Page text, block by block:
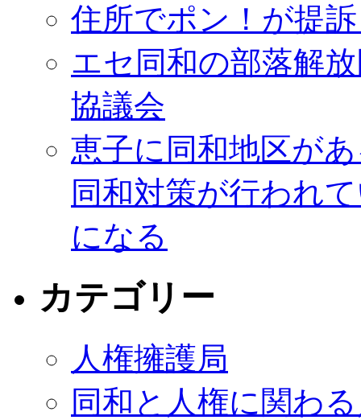
住所でポン！が提
エセ同和の部落解
協議会
恵子に同和地区が
同和対策が行われ
になる
カテゴリー
人権擁護局
同和と人権に関わ